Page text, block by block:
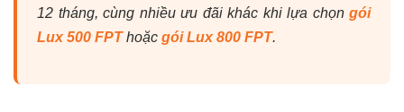
12 tháng, cùng nhiều ưu đãi khác khi lựa chọn gói
Lux 500 FPThoặc gói Lux 800 FPT.